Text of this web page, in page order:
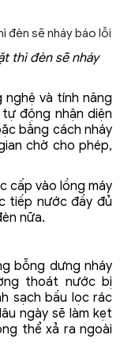
thì đèn sẽ nháy
nghệ và tính năng
động nhận diện
bằng cách nháy
chờ cho phép,
cấp vào lồng máy
tiếp nước đầy đủ
nữa.
bỗng dưng nháy
thoát nước bị
sạch bầu lọc rác
ngày sẽ làm kẹt
thể xả ra ngoài